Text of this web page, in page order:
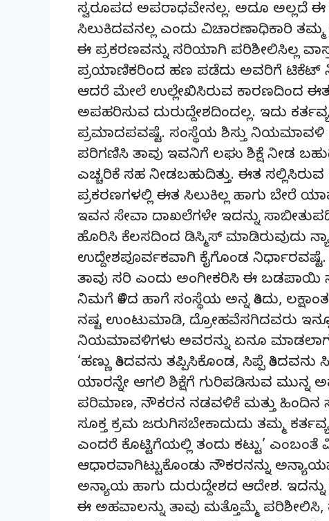
ಸ್ವರೂಪದ ಅಪರಾಧವೇನಲ್ಲ. ಅದೂ ಅಲ್ಲದೆ
ಸಿಲುಕಿದವನಲ್ಲ ಎಂದು ವಿಚಾರಣಾಧಿಕಾರಿ
ಈ ಪ್ರಕರಣವನ್ನು ಸರಿಯಾಗಿ ಪರಿಶೀಲಿಸಿಲ್ಲ
ಪ್ರಯಾಣಿಕರಿಂದ ಹಣ ಪಡೆದು ಅವರಿಗೆ ಟಿಕೆಟ್
ಆದರೆ ಮೇಲೆ ಉಲ್ಲೇಖಿಸಿರುವ ಕಾರಣದಿಂದ
ಅಪಹರಿಸುವ ದುರುದ್ದೇಶದಿಂದಲ್ಲ. ಇದು
ಪ್ರಮಾದಪವಷ್ಟೆ. ಸಂಸ್ಥೆಯ ಶಿಸ್ತು ನಿಯಮಾವಳಿ
ಪರಿಗಣಿಸಿ ತಾವು ಇವನಿಗೆ ಲಘು ಶಿಕ್ಷೆ ನೀಡ
ಎಚ್ಚರಿಕೆ ಸಹ ನೀಡಬಹುದಿತ್ತು. ಈತ
ಪ್ರಕರಣಗಳಲ್ಲಿ ಈತ ಸಿಲುಕಿಲ್ಲ ಹಾಗು ಬೇರೆ
ಇವನ ಸೇವಾ ದಾಖಲೆಗಳೇ ಇದನ್ನು
ಹೊರಿಸಿ ಕೆಲಸದಿಂದ ಡಿಸ್ಮಿಸ್ ಮಾಡಿರುವುದು
ಉದ್ದೇಶಪೂರ್ವಕವಾಗಿ ಕೈಗೊಂಡ
ತಾವು ಸರಿ ಎಂದು ಅಂಗೀಕರಿಸಿ ಈ ಬಡಪಾಯಿ
ನಿಮಗೆ ತಿಳಿದ ಹಾಗೆ ಸಂಸ್ಥೆಯ ಅನ್ನ ತಿಂದು,
ನಷ್ಟ ಉಂಟುಮಾಡಿ, ದ್ರೋಹವೆಸಗಿದವರು ಇನ್ನೂ
ನಿಯಮಾವಳಿಗಳು ಅವರನ್ನು ಏನೂ
‘ಹಣ್ಣು ತಿಂದವನು ತಪ್ಪಿಸಿಕೊಂಡ, ಸಿಪ್ಪೆ
ಯಾರನ್ನೇ ಆಗಲಿ ಶಿಕ್ಷೆಗೆ ಗುರಿಪಡಿಸುವ
ಪರಿಮಾಣ, ನೌಕರನ ನಡವಳಿಕೆ ಮತ್ತು ಹಿಂದಿನ
ಸೂಕ್ತ ಕ್ರಮ ಜರುಗಿಸಬೇಕಾದುದು ತಮ್ಮ
ಎಂದರೆ ಕೊಟ್ಟಿಗೆಯಲ್ಲಿ ತಂದು ಕಟ್ಟು’
ಆಧಾರವಾಗಿಟ್ಟುಕೊಂಡು ನೌಕರನನ್ನು
ಅನ್ಯಾಯ ಹಾಗು ದುರುದ್ದೇಶದ ಆದೇಶ.
ಈ ಅಹವಾಲನ್ನು ತಾವು ಮತ್ತೊಮ್ಮೆ